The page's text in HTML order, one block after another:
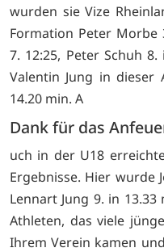
wurden sie Vize
Formation Peter Morbe
7. 12:25, Peter Schuh
Valentin Jung in dieser
14.20 min. A
Dank für das
uch in der U18
Ergebnisse. Hier wurde
Lennart Jung 9. in
Athleten, das viele
Ihrem Verein kamen